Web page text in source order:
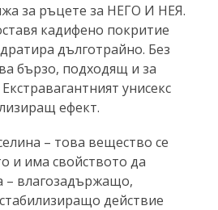
за ръцете за НЕГО И НЕЯ.
кадифено покритие
дълготрайно. Без
бързо, подходящ и за
унисекс
ефект.
– това вещество се
и има свойството да
– влагозадържащо,
действие